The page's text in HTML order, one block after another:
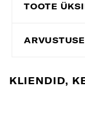
TOOTE
KLIENDID,